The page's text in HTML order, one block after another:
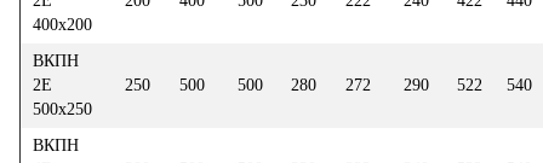
400х200
ВКПН
2Е
500х250
250 500 500 280 272 290 522 540
ВКПН